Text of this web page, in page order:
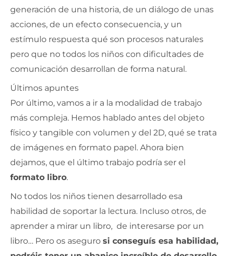
generación de una historia, de un diálogo de unas
acciones, de un efecto consecuencia, y un
estímulo respuesta qué son procesos naturales
pero que no todos los niños con dificultades de
comunicación desarrollan de forma natural.
Últimos apuntes
Por último, vamos a ir a la modalidad de trabajo
más compleja. Hemos hablado antes del objeto
físico y tangible con volumen y del 2D, qué se trata
de imágenes en formato papel. Ahora bien
dejamos, que el último trabajo podría ser el
formato libro.
No todos los niños tienen desarrollado esa
habilidad de soportar la lectura. Incluso otros, de
aprender a mirar un libro, de interesarse por un
libro… Pero os aseguro si conseguís esa habilidad,